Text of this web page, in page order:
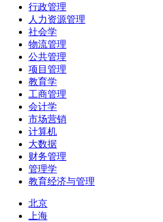
行政管理
人力资源管理
社会学
物流管理
公共管理
项目管理
教育学
工商管理
会计学
市场营销
计算机
大数据
财务管理
管理学
教育经济与管理
北京
上海